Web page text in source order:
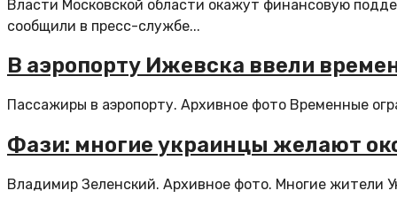
Власти Московской области окажут финансовую
сообщили в пресс-службе...
В аэропорту Ижевска ввели
Пассажиры в аэропорту. Архивное фото Временные
Фази: многие украинцы желают
Владимир Зеленский. Архивное фото. Многие жители